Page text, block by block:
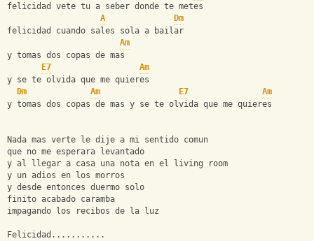
felicidad vete tu a seber donde te metes
A
Dm
felicidad cuando sales sola a bailar
Am
y tomas dos copas de mas
E7
Am
y se te olvida que me quieres
Dm
Am E7
Am
y tomas dos copas de mas y se te olvida que me quieres
Nada mas verte le dije a mi sentido comun
que no me esperara levantado
y al llegar a casa una nota en el living room
y un adios en los morros
y desde entonces duermo solo
finito acabado caramba
impagando los recibos de la luz
Felicidad...........